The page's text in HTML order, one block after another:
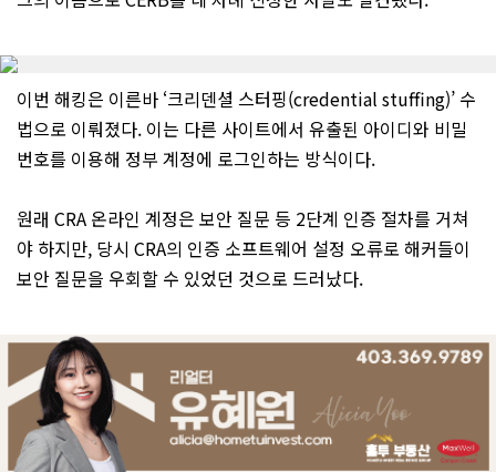
이번 해킹은 이른바 ‘크리덴셜 스터핑(credential stuffing)’ 수
법으로 이뤄졌다. 이는 다른 사이트에서 유출된 아이디와 비밀
번호를 이용해 정부 계정에 로그인하는 방식이다.
원래 CRA 온라인 계정은 보안 질문 등 2단계 인증 절차를 거쳐
야 하지만, 당시 CRA의 인증 소프트웨어 설정 오류로 해커들이
보안 질문을 우회할 수 있었던 것으로 드러났다.